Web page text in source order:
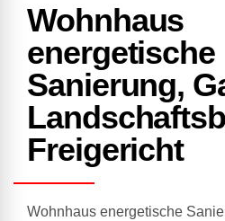
Wohnhaus
energetische
Sanierung,
Freigericht
Wohnhaus energetische